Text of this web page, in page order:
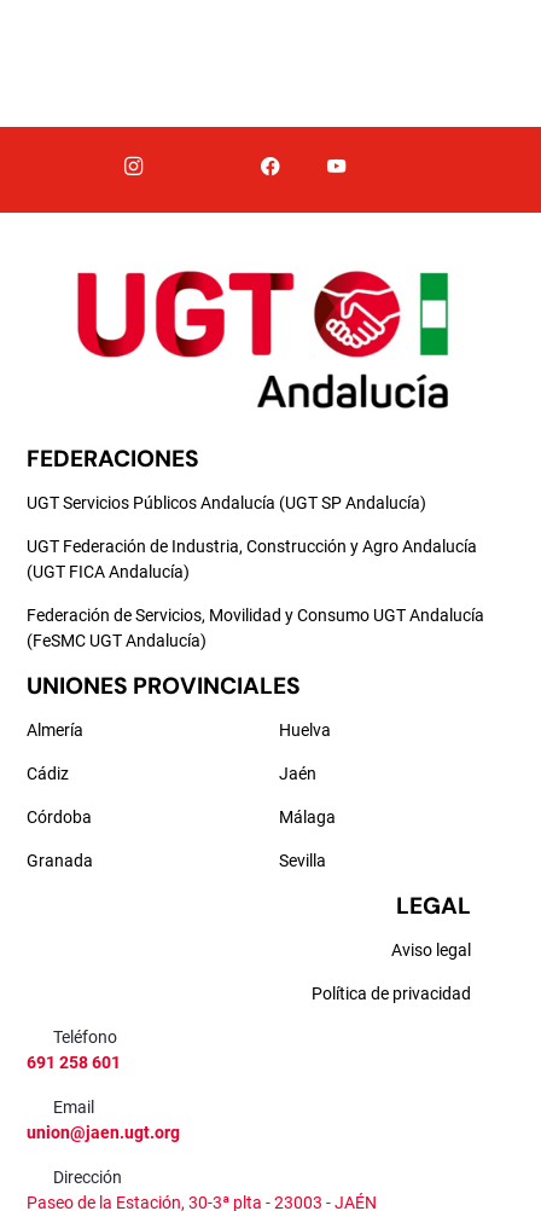
FEDERACIONES
UGT Servicios Públicos Andalucía (UGT SP Andalucía)
UGT Federación de Industria, Construcción y Agro Andalucía
(UGT FICA Andalucía)
Federación de Servicios, Movilidad y Consumo UGT Andalucía
(FeSMC UGT Andalucía)
UNIONES PROVINCIALES
Almería
Cádiz
Córdoba
Granada
Huelva
Jaén
Málaga
Sevilla
LEGAL
Aviso legal
Política de privacidad
Teléfono
691 258 601
Email
union@jaen.ugt.org
Dirección
Paseo de la Estación, 30-3ª plta - 23003 - JAÉN